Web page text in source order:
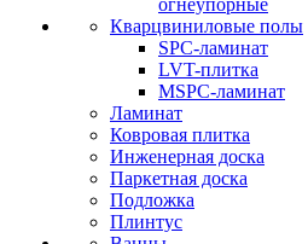
огнеупорные
Кварцвиниловые полы
SPC-ламинат
LVT-плитка
MSPC-ламинат
Ламинат
Ковровая плитка
Инженерная доска
Паркетная доска
Подложка
Плинтус